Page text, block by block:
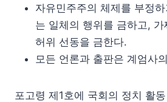
자유민주주의 체제를 부정
는 일체의 행위를 금하고,
허위 선동을 금한다.
모든 언론과 출판은 계엄사
포고령 제1호에 국회의 정치 활